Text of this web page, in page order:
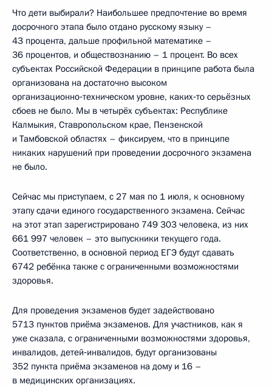
Что дети выбирали? Наибольшее предпочтение во время
досрочного этапа было отдано русскому языку –
43 процента, дальше профильной математике –
36 процентов, и обществознанию – 1 процент. Во всех
субъектах Российской Федерации в принципе работа была
организована на достаточно высоком
организационно‑техническом уровне, каких‑то серьёзных
сбоев не было. Мы в четырёх субъектах: Республике
Калмыкия, Ставропольском крае, Пензенской
и Тамбовской областях – фиксируем, что в принципе
никаких нарушений при проведении досрочного экзамена
не было.
Сейчас мы приступаем, с 27 мая по 1 июля, к основному
этапу сдачи единого государственного экзамена. Сейчас
на этот этап зарегистрировано 749 303 человека, из них
661 997 человек – это выпускники текущего года.
Соответственно, в основной период ЕГЭ будут сдавать
6742 ребёнка также с ограниченными возможностями
здоровья.
Для проведения экзаменов будет задействовано
5713 пунктов приёма экзаменов. Для участников, как я
уже сказала, с ограниченными возможностями здоровья,
инвалидов, детей‑инвалидов, будут организованы
352 пункта приёма экзаменов на дому и 16 –
в медицинских организациях.